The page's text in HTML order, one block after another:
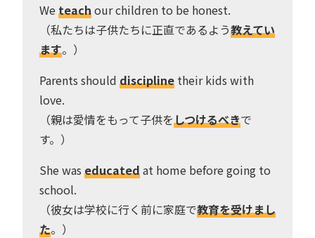
Weteachour children to be honest.
（私たちは子供たちに正直であるよう教えてい
ます。）
Parents should discipline their kids with
love.
（親は愛情をもって子供をしつけるべきで
す。）
She was educatedat home before going to
school.
（彼女は学校に行く前に家庭で教育を受けまし
た。）